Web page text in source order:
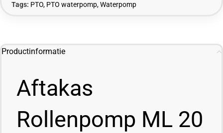
Tags: PTO, PTO waterpomp,Waterpomp
Productinformatie
Aftakas
Rollenpomp ML 20